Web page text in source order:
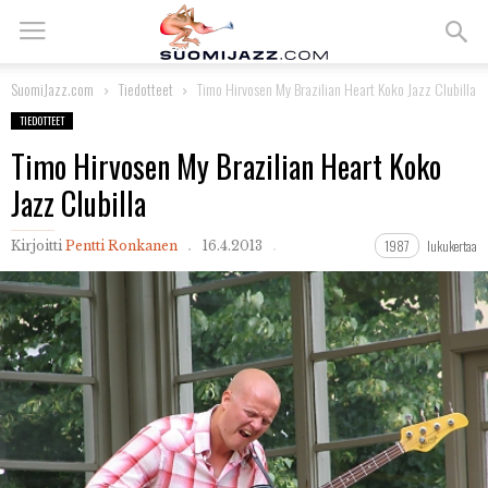
SuomiJazz.com Tiedotteet Timo Hirvosen My Brazilian Heart Koko Jazz Clubilla
TIEDOTTEET
Timo Hirvosen My Brazilian Heart Koko
Jazz Clubilla
Kirjoitti Pentti Ronkanen 16.4.2013 1987 lukukertaa